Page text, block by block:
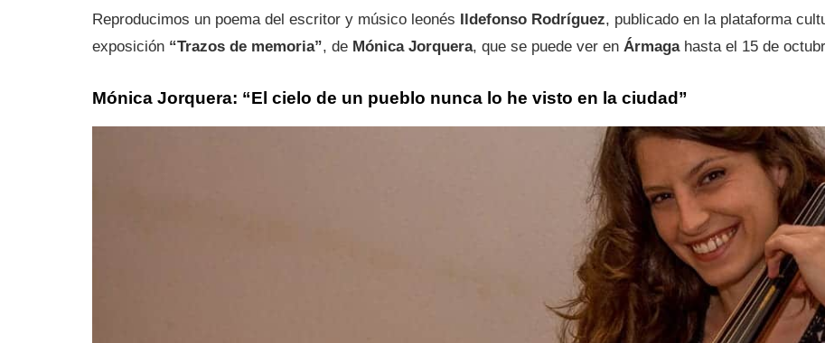
Reproducimos un poema del escritor y músico leonés Ildefonso Rodríguez, publicado en la plataforma
exposición “Trazos de memoria”, de Mónica Jorquera, que se puede ver en Ármagahasta el 15 de
Mónica Jorquera: “El cielo de un pueblo nunca lo he visto en la ciudad”